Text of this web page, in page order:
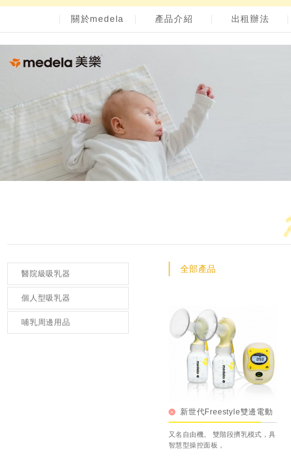
關於medela 產品介紹 出租辦法
醫院級吸乳器
個人型吸乳器
哺乳周邊用品
全部產品
新世代Freestyle雙邊電動
吸乳器
又名自由機。 雙階段擠乳模式，具
智慧型操控面板，